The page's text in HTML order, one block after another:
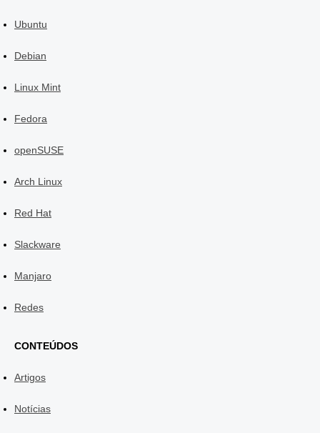
Ubuntu
Debian
Linux Mint
Fedora
openSUSE
Arch Linux
Red Hat
Slackware
Manjaro
Redes
CONTEÚDOS
Artigos
Notícias